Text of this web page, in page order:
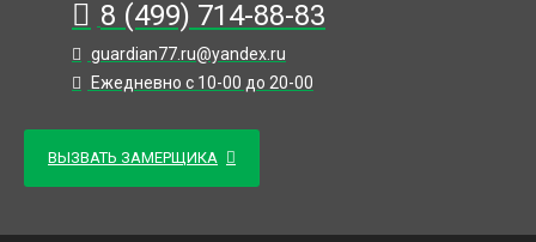
8 (499) 714-88-83
guardian77.ru@yandex.ru
Ежедневно с 10-00 до 20-00
ВЫЗВАТЬ ЗАМЕРЩИКА